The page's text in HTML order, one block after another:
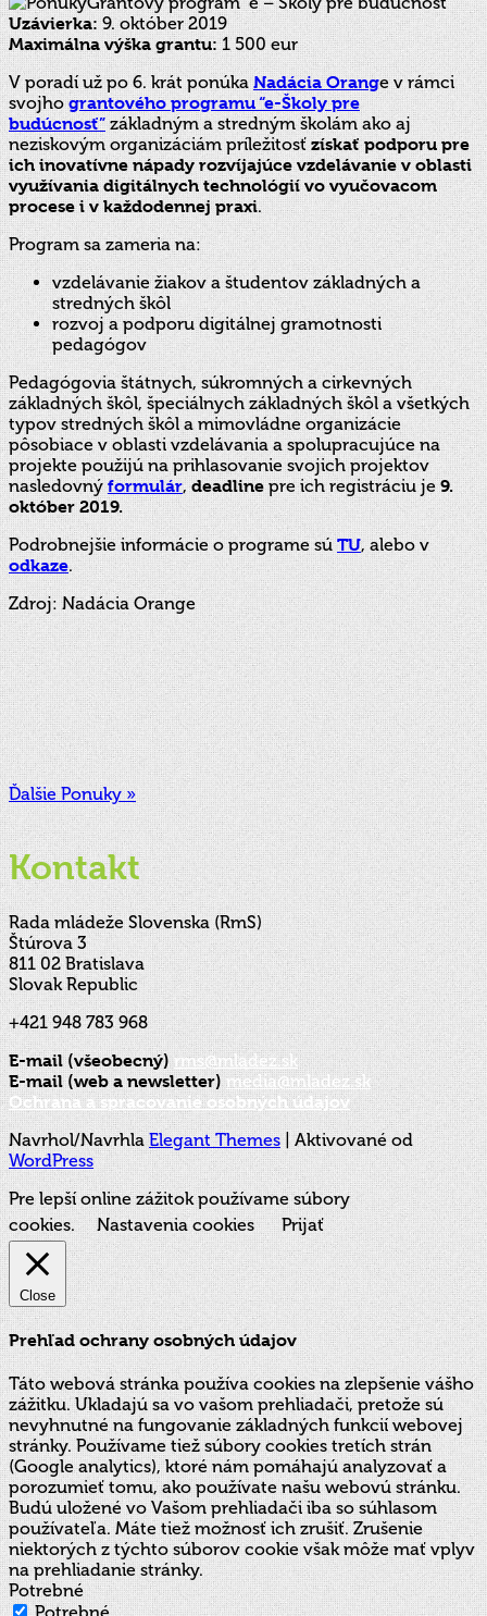
Uzávierka:9. október 2019
Maximálna výška grantu:1 500 eur
V poradí už po 6. krát ponúkaNadácia Orange v rámci
svojhograntového programu “e-Školy pre
budúcnosť”základným a stredným školám ako aj
neziskovým organizáciám príležitosťzískať podporu pre
ich inovatívne nápady rozvíjajúce vzdelávanie v oblasti
využívania digitálnych technológií vo vyučovacom
procese i v každodennej praxi.
Program sa zameria na:
vzdelávanie žiakov a študentov základných a
stredných škôl
rozvoj a podporu digitálnej gramotnosti
pedagógov
Pedagógovia štátnych, súkromných a cirkevných
základných škôl, špeciálnych základných škôl a všetkých
typov stredných škôl a mimovládne organizácie
pôsobiace v oblasti vzdelávania a spolupracujúce na
projekte použijú na prihlasovanie svojich projektov
nasledovnýformulár,deadlinepre ich registráciu je9.
október 2019.
Podrobnejšie informácie o programe súTU, alebo v
odkaze.
Zdroj: Nadácia Orange
Ďalšie Ponuky »
Kontakt
Rada mládeže Slovenska (RmS)
Štúrova 3
811 02 Bratislava
Slovak Republic
+421 948 783 968
E-mail (všeobecný)rms@mladez.sk
E-mail (web a newsletter) media@mladez.sk
Ochrana a spracovanie osobných údajov
Navrhol/NavrhlaElegant Themes| Aktivované od
WordPress
Pre lepší online zážitok používame súbory
cookies.
Nastavenia cookies Prijať
Close
Prehľad ochrany osobných údajov
Táto webová stránka používa cookies na zlepšenie vášho
zážitku. Ukladajú sa vo vašom prehliadači, pretože sú
nevyhnutné na fungovanie základných funkcií webovej
stránky. Používame tiež súbory cookies tretích strán
(Google analytics), ktoré nám pomáhajú analyzovať a
porozumieť tomu, ako používate našu webovú stránku.
Budú uložené vo Vašom prehliadači iba so súhlasom
používateľa. Máte tiež možnosť ich zrušiť. Zrušenie
niektorých z týchto súborov cookie však môže mať vplyv
na prehliadanie stránky.
Potrebné